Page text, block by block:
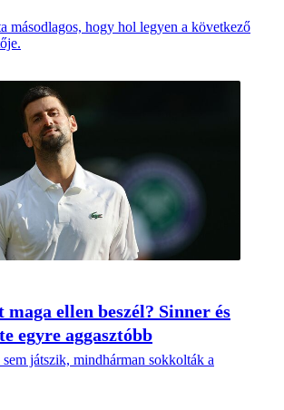
másodlagos, hogy hol legyen a következő
ellen beszél? Sinner és
egyre aggasztóbb
játszik, mindhárman sokkolták a